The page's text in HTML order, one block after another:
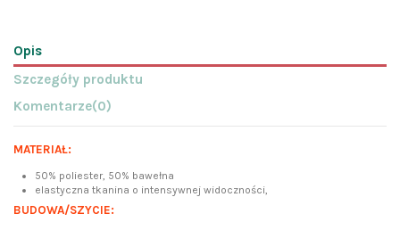
Opis
Szczegóły produktu
Komentarze(0)
MATERIAŁ:
50% poliester, 50% bawełna
elastyczna tkanina o intensywnej widoczności,
BUDOWA/SZYCIE: